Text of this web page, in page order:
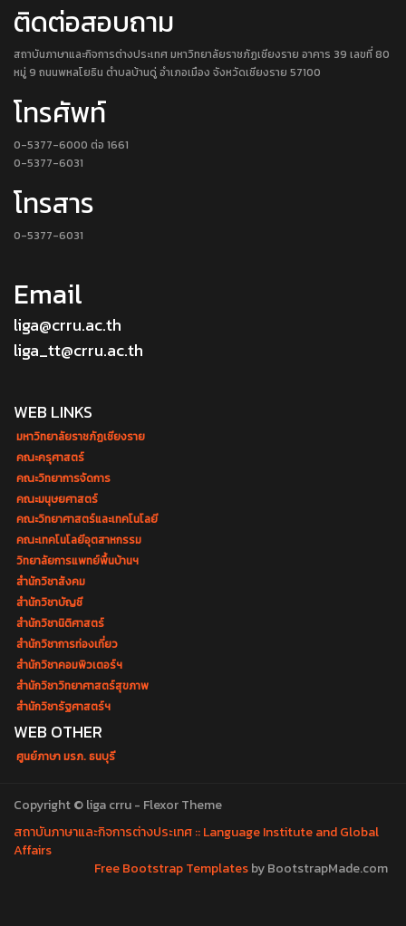
ติดต่อสอบถาม
สถาบันภาษาและกิจการต่างประเทศ มหาวิทยาลัยราชภัฏเชียงราย อาคาร 39 เลขที่ 80
หมู่ 9 ถนนพหลโยธิน ตำบลบ้านดู่ อำเภอเมือง จังหวัดเชียงราย 57100
โทรศัพท์
0-5377-6000 ต่อ 1661
0-5377-6031
โทรสาร
0-5377-6031
Email
liga@crru.ac.th
liga_tt@crru.ac.th
WEB LINKS
มหาวิทยาลัยราชภัฏเชียงราย
คณะครุศาสตร์
คณะวิทยาการจัดการ
คณะมนุษยศาสตร์
คณะวิทยาศาสตร์และเทคโนโลยี
คณะเทคโนโลยีอุตสาหกรรม
วิทยาลัยการแพทย์พื้นบ้านฯ
สำนักวิชาสังคม
สำนักวิชาบัญชี
สำนักวิชานิติศาสตร์
สำนักวิชาการท่องเที่ยว
สำนักวิชาคอมพิวเตอร์ฯ
สำนักวิชาวิทยาศาสตร์สุขภาพ
สำนักวิชารัฐศาสตร์ฯ
WEB OTHER
ศูนย์ภาษา มรภ. ธนบุรี
Copyright © liga crru - Flexor Theme
สถาบันภาษาและกิจการต่างประเทศ :: Language Institute and Global
Affairs
Free Bootstrap Templatesby BootstrapMade.com